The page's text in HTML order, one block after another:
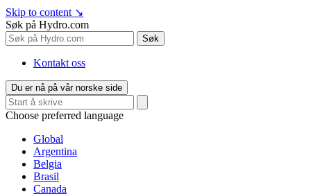
Skip to content ↘
Søk på Hydro.com
Søk
Kontakt oss
Du er nå på vår norske side
Choose preferred language
Global
Argentina
Belgia
Brasil
Canada